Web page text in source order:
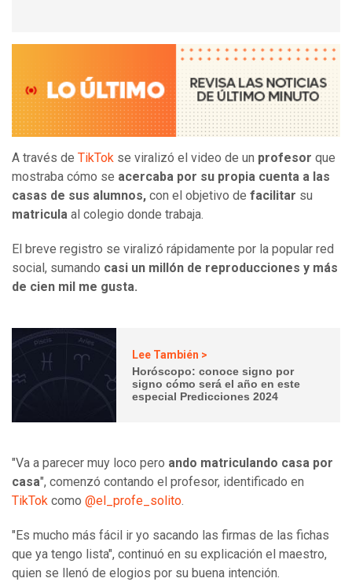
A través de TikTok se viralizó el video de un profesor que
mostraba cómo se acercaba por su propia cuenta a las
casas de sus alumnos, con el objetivo de facilitar su
matricula al colegio donde trabaja.
El breve registro se viralizó rápidamente por la popular red
social, sumando casi un millón de reproducciones y más
de cien mil me gusta.
Lee También >
Horóscopo: conoce signo por
signo cómo será el año en este
especial Predicciones 2024
"Va a parecer muy loco pero ando matriculando casa por
casa", comenzó contando el profesor, identificado en
TikTok como @el_profe_solito.
"Es mucho más fácil ir yo sacando las firmas de las fichas
que ya tengo lista", continuó en su explicación el maestro,
quien se llenó de elogios por su buena intención.